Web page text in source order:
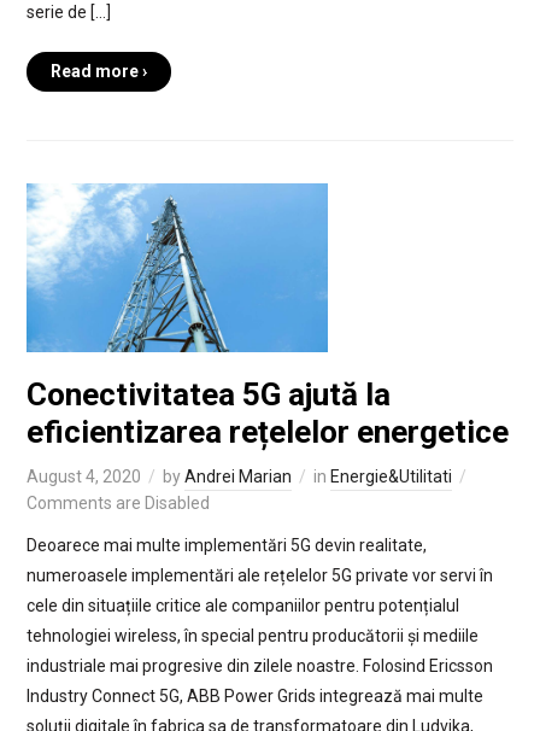
serie de […]
Read more ›
Conectivitatea 5G ajută la
eficientizarea rețelelor energetice
August 4, 2020 byAndrei Marian in Energie&Utilitati
Comments are Disabled
Deoarece mai multe implementări 5G devin realitate,
numeroasele implementări ale rețelelor 5G private vor servi în
cele din situațiile critice ale companiilor pentru potențialul
tehnologiei wireless, în special pentru producătorii și mediile
industriale mai progresive din zilele noastre. Folosind Ericsson
Industry Connect 5G, ABB Power Grids integrează mai multe
soluții digitale în fabrica sa de transformatoare din Ludvika,